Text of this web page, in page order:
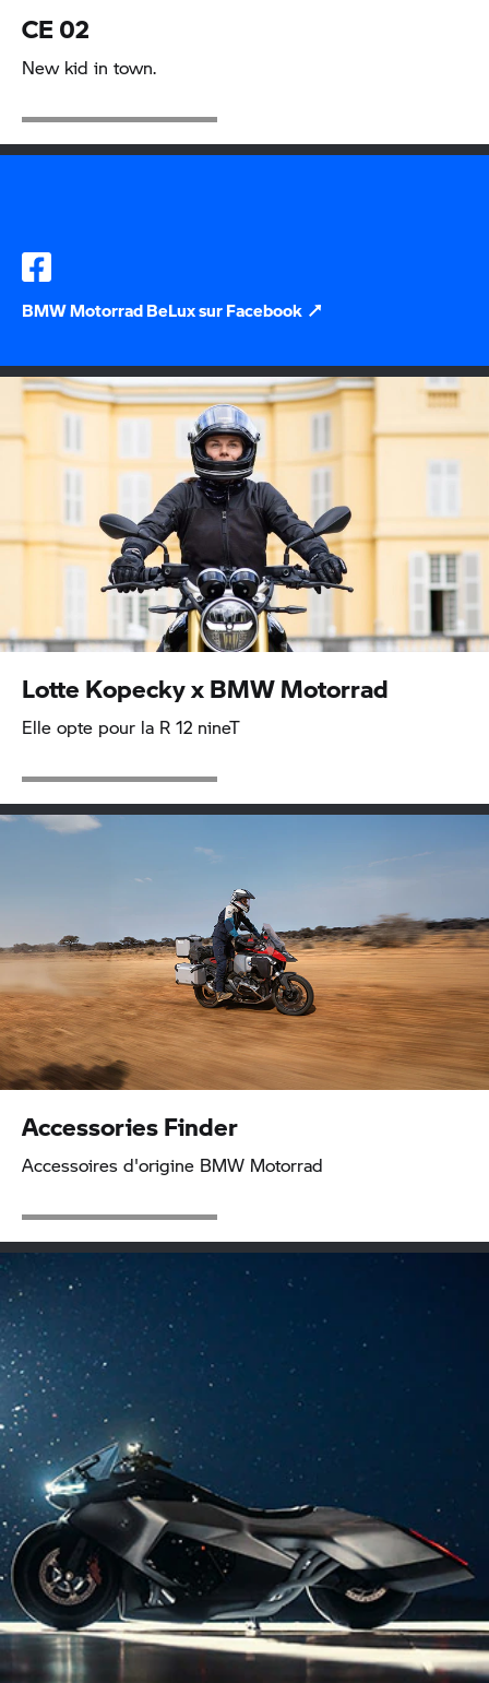
CE 02
New kid in town.
BMW MotorradBeLux sur Facebook
Lotte Kopecky xBMW Motorrad
Elle opte pour la R 12 nineT
Accessories Finder
Accessoires d'origine BMW Motorrad